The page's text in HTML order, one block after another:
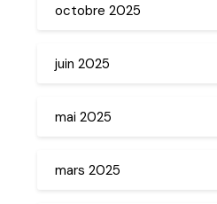
octobre 2025
juin 2025
mai 2025
mars 2025